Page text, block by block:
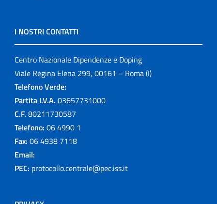
I NOSTRI CONTATTI
Centro Nazionale Dipendenze e Doping
Viale Regina Elena 299, 00161 – Roma (I)
Telefono Verde:
Partita I.V.A. 03657731000
C.F. 80211730587
Telefono: 06 4990 1
Fax: 06 4938 7118
Email:
PEC: protocollo.centrale@pec.iss.it